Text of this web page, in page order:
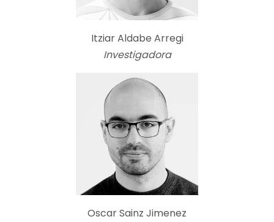
Itziar Aldabe Arregi
Investigadora
Oscar Sainz Jimenez